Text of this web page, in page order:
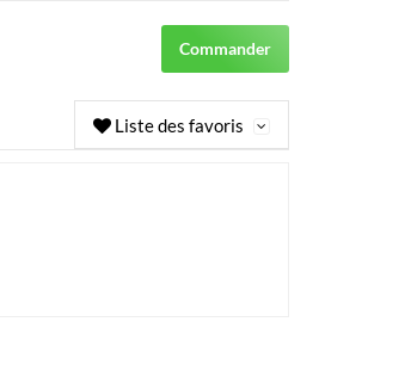
Commander
Liste des favoris